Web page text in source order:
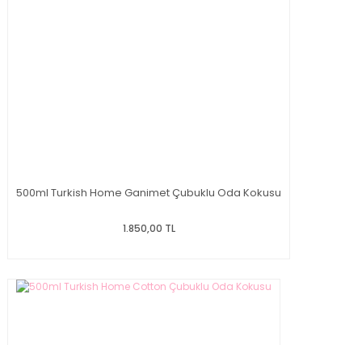
500ml Turkish Home Ganimet Çubuklu Oda Kokusu
1.850,00 TL